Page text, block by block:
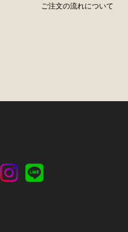
ご注文の流れについて